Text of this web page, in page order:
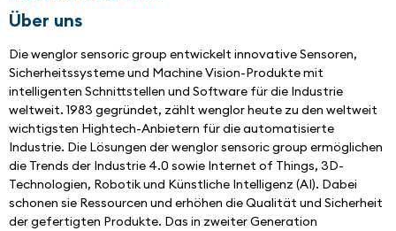
Über uns
Die wenglor sensoric group entwickelt innovative Sensoren,
Sicherheitssysteme und Machine Vision-Produkte mit
intelligenten Schnittstellen und Software für die Industrie
weltweit. 1983 gegründet, zählt wenglor heute zu den weltweit
wichtigsten Hightech-Anbietern für die automatisierte
Industrie. Die Lösungen der wenglor sensoric group ermöglichen
die Trends der Industrie 4.0 sowie Internet of Things, 3D-
Technologien, Robotik und Künstliche Intelligenz (AI). Dabei
schonen sie Ressourcen und erhöhen die Qualität und Sicherheit
der gefertigten Produkte. Das in zweiter Generation